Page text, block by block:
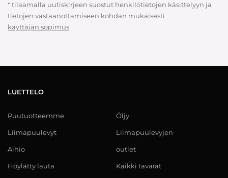
* tilaamalla uutiskirjeen suostut henkilötietojen käsittelyyn ja
tietojen vastaanottamiseen kohdan mukaisesti
käyttäjän sopimus
LUETTELO
Puutuotteemme
Liimapuulevyt
Aihio
Höylätty lauta
Öljy
Liimapuulevyjen
outlet
Kaikki tavarat